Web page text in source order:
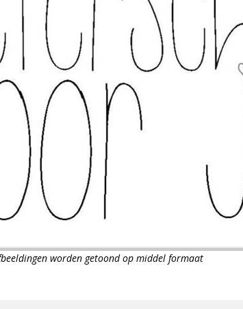
worden getoond op middel formaat